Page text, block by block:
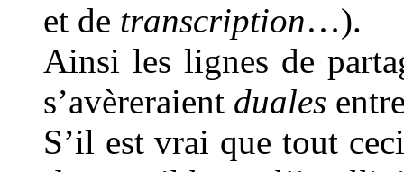
et de transcription…).
Ainsi les lignes de
s’avèreraient duales
S’il est vrai que tout